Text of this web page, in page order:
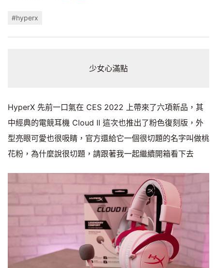
#hyperx
少女心滿點
HyperX 先前一口氣在 CES 2022 上帶來了六項新品，其
中經典的電競耳機 Cloud II 這次也推出了粉色復刻版，外
型亮眼可愛也很吸睛，官方還給它一個很切題的名字叫做桃
花粉，為什麼說很切題，請跟著我一起繼續開箱看下去